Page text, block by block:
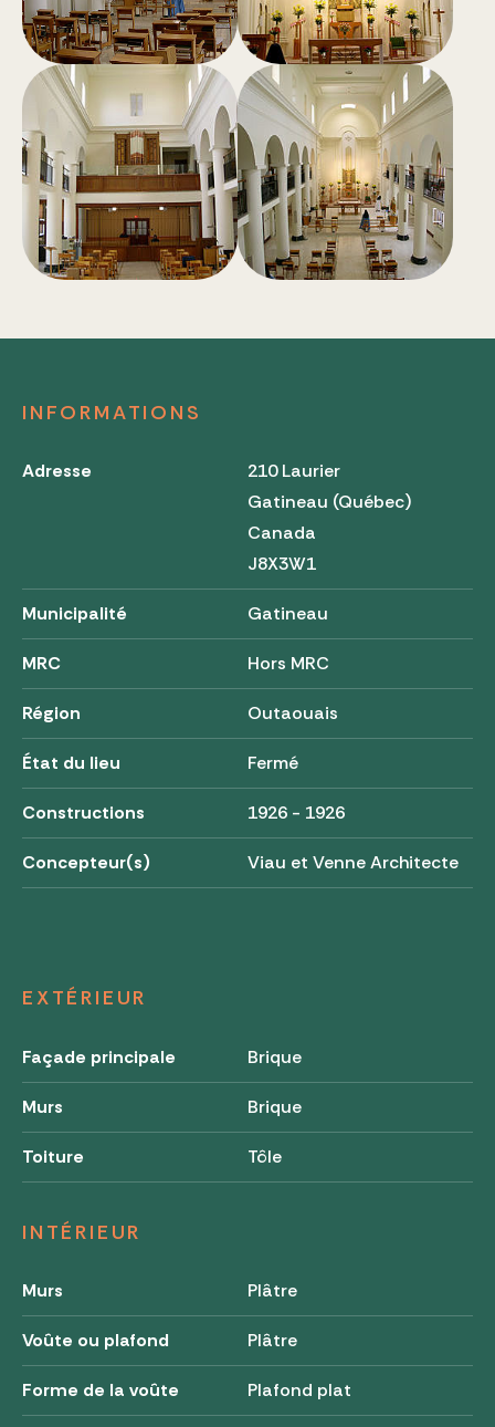
INFORMATIONS
Adresse
210 Laurier
Gatineau (Québec)
Canada
J8X3W1
Municipalité Gatineau
MRC Hors MRC
Région Outaouais
État du lieu Fermé
Constructions 1926 - 1926
Concepteur(s) Viau et Venne Architecte
EXTÉRIEUR
Façade principale Brique
Murs Brique
Toiture Tôle
INTÉRIEUR
Murs Plâtre
Voûte ou plafond Plâtre
Forme de la voûte Plafond plat